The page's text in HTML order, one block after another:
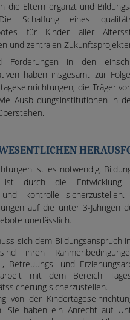
die Eltern ergänzt und
Schaffung eines
für Kinder aller
und zentralen
Forderungen in den
haben insgesamt zur
die Träger
Ausbildungsinstitutionen in
ist es notwendig,
ist durch die Entwicklung
und -kontrolle
auf die unter 3-Jährigen
unerlässlich.
sich dem Bildungsanspruch
ihren
Betreuungs- und
mit dem Bereich
sicherzustellen.
von der
Sie haben ein Anrecht auf